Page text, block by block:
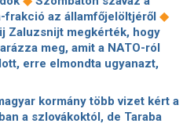
Vagyonkezelés közérdekből: mi
után? ◆ Térképen, ahogy
elérte Magyarország
a hidegfront ◆ A forintot is
az aszály ◆ Szombaton
◆Egyre inkább az
választják a főváros
frakció az államfőjelöltjéről ◆
Zaluzsnijt megkérték, hogy
meg, amit a NATO-ról
erre elmondta ugyanazt,
szerződéseket a HM cége a
Eventtel, a miniszter
kormány több vizet kért a
a szlovákoktól, de Taraba